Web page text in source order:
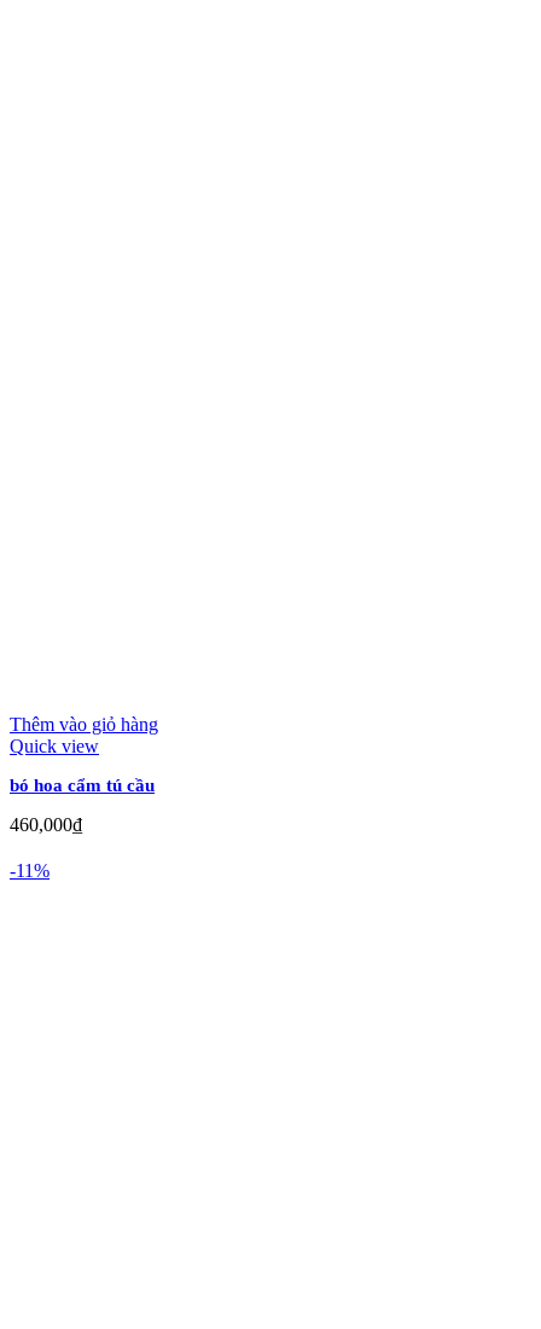
Thêm vào giỏ hàng
Quick view
bó hoa cẩm tú cầu
460,000₫
-11%